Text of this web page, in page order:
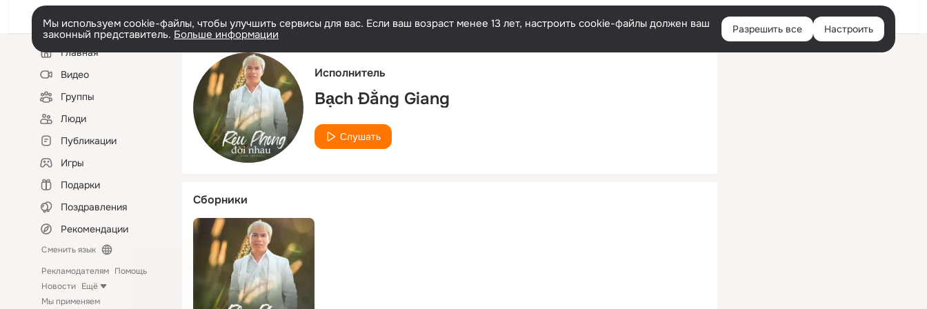
Русский Войти
Мы используем cookie-файлы, чтобы улучшить сервисы для вас. Если ваш возраст менее 13 лет, настроить cookie-файлы должен ваш
законный представитель. Больше информации Разрешить все Настроить
Левая
колонкаГлавная
Видео
Группы
Люди
Публикации
Игры
Подарки
Поздравления
Рекомендации
Сменить язык
Рекламодателям Помощь
Новости Ещё
Мы применяем
Исполнитель
Bạch Đằng Giang
Слушать
Сборники